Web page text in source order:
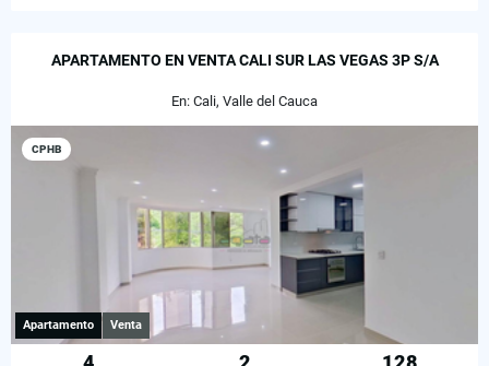
APARTAMENTO EN VENTA CALI SUR LAS VEGAS 3P S/A
En: Cali, Valle del Cauca
CPHB
Apartamento Venta